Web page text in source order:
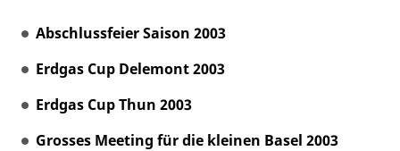
Abschlussfeier Saison 2003
Erdgas Cup Delemont 2003
Erdgas Cup Thun 2003
Grosses Meeting für die kleinen Basel 2003